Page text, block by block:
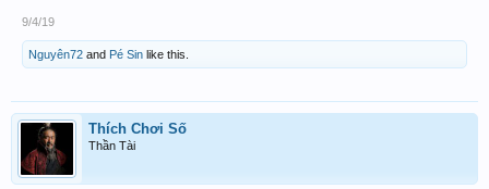
9/4/19
Nguyên72 and Pé Sin like this.
Thích Chơi Số
Thần Tài